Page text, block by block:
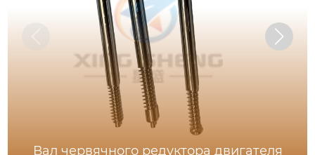
Вал червячного редуктора двигателя